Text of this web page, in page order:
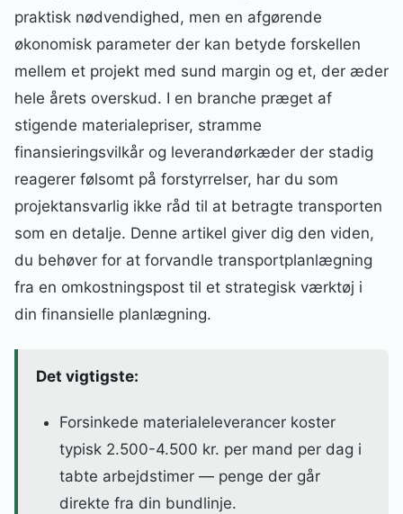
praktisk nødvendighed, men en afgørende
økonomisk parameter der kan betyde forskellen
mellem et projekt med sund margin og et, der æder
hele årets overskud. I en branche præget af
stigende materialepriser, stramme
finansieringsvilkår og leverandørkæder der stadig
reagerer følsomt på forstyrrelser, har du som
projektansvarlig ikke råd til at betragte transporten
som en detalje. Denne artikel giver dig den viden,
du behøver for at forvandle transportplanlægning
fra en omkostningspost til et strategisk værktøj i
din finansielle planlægning.
Det vigtigste:
Forsinkede materialeleverancer koster
typisk 2.500-4.500 kr. per mand per dag i
tabte arbejdstimer — penge der går
direkte fra din bundlinje.